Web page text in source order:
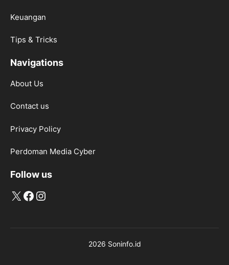
Keuangan
Tips & Tricks
Navigations
About Us
Contact us
Privacy Policy
Perdoman Media Cyber
Follow us
X Facebook
Instagram
2026 Soninfo.id